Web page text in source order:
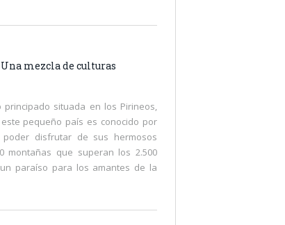
mezcla de culturas
situada en los Pirineos,
pequeño país es conocido por
disfrutar de sus hermosos
montañas que superan los 2.500
paraíso para los amantes de la